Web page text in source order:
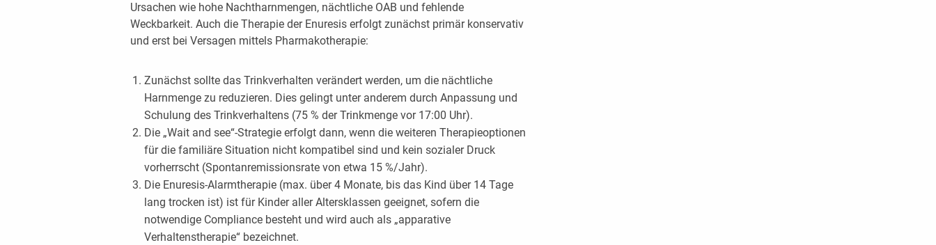
Ursachen wie hohe Nachtharnmengen, nächtliche OAB und fehlende
Weckbarkeit. Auch die Therapie der Enuresis erfolgt zunächst primär konservativ
und erst bei Versagen mittels Pharmakotherapie:
Zunächst sollte das Trinkverhalten verändert werden, um die nächtliche
Harnmenge zu reduzieren. Dies gelingt unter anderem durch Anpassung und
Schulung des Trinkverhaltens (75 % der Trinkmenge vor 17:00 Uhr).
Die „Wait and see“-Strategie erfolgt dann, wenn die weiteren Therapieoptionen
für die familiäre Situation nicht kompatibel sind und kein sozialer Druck
vorherrscht (Spontanremissionsrate von etwa 15 %/Jahr).
Die Enuresis-Alarmtherapie (max. über 4 Monate, bis das Kind über 14 Tage
lang trocken ist) ist für Kinder aller Altersklassen geeignet, sofern die
notwendige Compliance besteht und wird auch als „apparative
Verhaltenstherapie“ bezeichnet.